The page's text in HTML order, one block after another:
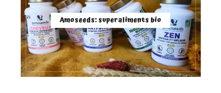
Amoseeds: superaliments bio